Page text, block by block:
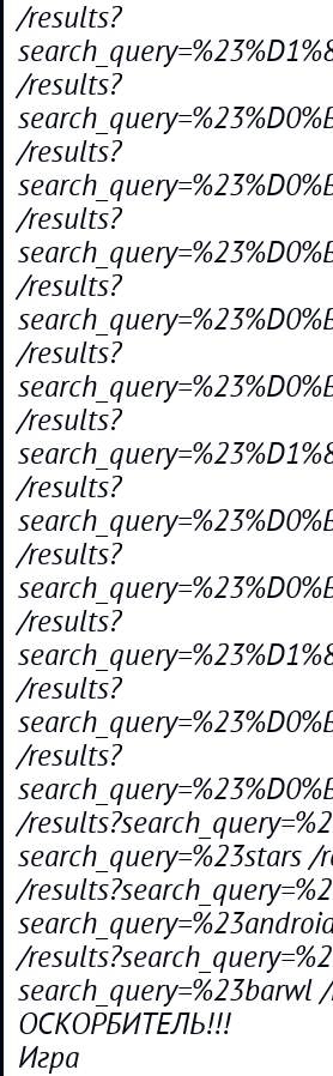
/results?
/results?
/results?
/results?
/results?
/results?
/results?
/results?
/results?
/results?
/results?
/results?
/
search_query=%23stars /
/
/
search_query=%23barwl
ОСКОРБИТЕЛЬ!!!
Игра